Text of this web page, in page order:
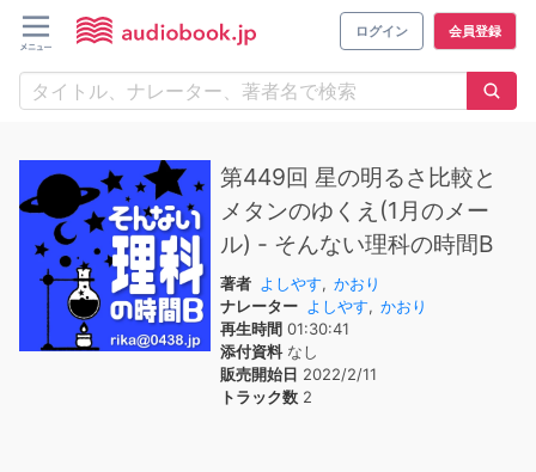
ログイン 会員登録
第449回 星の明るさ比較と
メタンのゆくえ(1月のメー
ル) - そんない理科の時間B
著者 よしやす, かおり
ナレーター よしやす, かおり
再生時間 01:30:41
添付資料なし
販売開始日 2022/2/11
トラック数 2